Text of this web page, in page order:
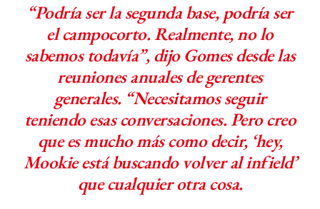
“Podría ser la segunda base, podría ser
el campocorto. Realmente, no lo
sabemos todavía”, dijo Gomes desde las
reuniones anuales de gerentes
generales. “Necesitamos seguir
teniendo esas conversaciones. Pero creo
que es mucho más como decir, ‘hey,
Mookie está buscando volver al infield’
que cualquier otra cosa.